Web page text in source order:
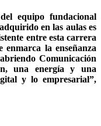
equipo fundacional
en las aulas es
entre esta carrera
la enseñanza
Comunicación
una energía y una
y lo empresarial”,